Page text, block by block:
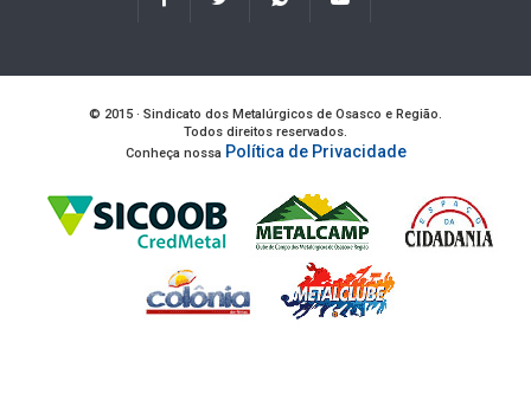
© 2015 · Sindicato dos Metalúrgicos de Osasco e Região.
Todos direitos reservados.
Conheça nossa Política de Privacidade